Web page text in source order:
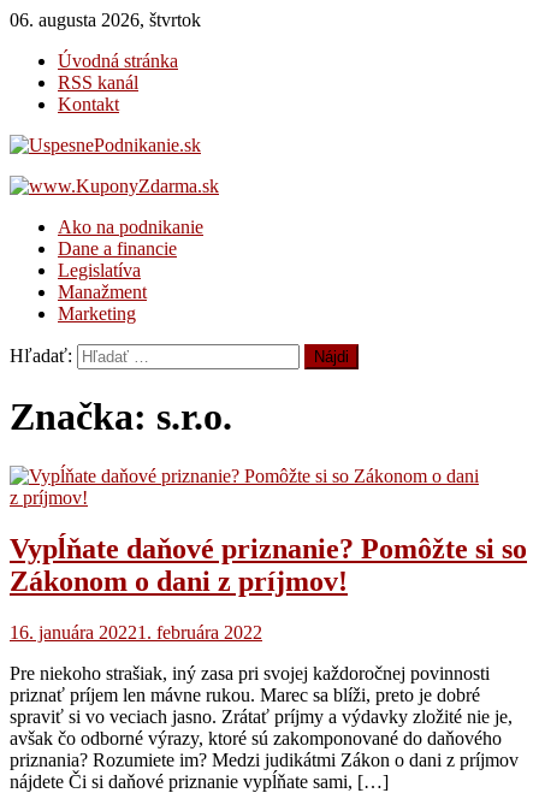
06. augusta 2026, štvrtok
Úvodná stránka
RSS kanál
Kontakt
UspesnePodnikanie.sk
Magazín pre úspešné podnikanie
Ako na podnikanie
Dane a financie
Legislatíva
Manažment
Marketing
Hľadať:
Značka: s.r.o.
Vypĺňate daňové priznanie? Pomôžte si so
Zákonom o dani z príjmov!
16. januára 20221. februára 2022
Pre niekoho strašiak, iný zasa pri svojej každoročnej povinnosti
priznať príjem len mávne rukou. Marec sa blíži, preto je dobré
spraviť si vo veciach jasno. Zrátať príjmy a výdavky zložité nie je,
avšak čo odborné výrazy, ktoré sú zakomponované do daňového
priznania? Rozumiete im? Medzi judikátmi Zákon o dani z príjmov
nájdete Či si daňové priznanie vypĺňate sami, […]